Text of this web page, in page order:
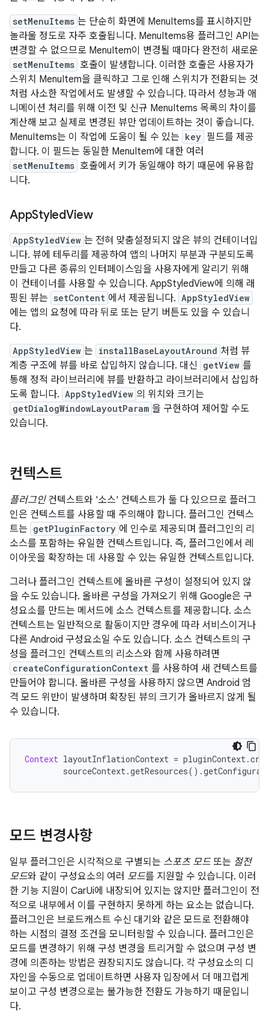
setMenuItems 는 단순히 화면에 MenuItems를 표시하지만
놀라울 정도로 자주 호출됩니다. MenuItems용 플러그인 API는
변경할 수 없으므로 MenuItem이 변경될 때마다 완전히 새로운
setMenuItems 호출이 발생합니다. 이러한 호출은 사용자가
스위치 MenuItem을 클릭하고 그로 인해 스위치가 전환되는 것
처럼 사소한 작업에서도 발생할 수 있습니다. 따라서 성능과 애
니메이션 처리를 위해 이전 및 신규 MenuItems 목록의 차이를
계산해 보고 실제로 변경된 뷰만 업데이트하는 것이 좋습니다.
MenuItems는 이 작업에 도움이 될 수 있는 key 필드를 제공
합니다. 이 필드는 동일한 MenuItem에 대한 여러
setMenuItems 호출에서 키가 동일해야 하기 때문에 유용합
니다.
AppStyledView
AppStyledView 는 전혀 맞춤설정되지 않은 뷰의 컨테이너입
니다. 뷰에 테두리를 제공하여 앱의 나머지 부분과 구분되도록
만들고 다른 종류의 인터페이스임을 사용자에게 알리기 위해
이 컨테이너를 사용할 수 있습니다. AppStyledView에 의해 래
핑된 뷰는 setContent 에서 제공됩니다. AppStyledView
에는 앱의 요청에 따라 뒤로 또는 닫기 버튼도 있을 수 있습니
다.
AppStyledView 는 installBaseLayoutAround 처럼 뷰
계층 구조에 뷰를 바로 삽입하지 않습니다. 대신
getView 를
통해 정적 라이브러리에 뷰를 반환하고 라이브러리에서 삽입하
도록 합니다. AppStyledView 의 위치와 크기는
getDialogWindowLayoutParam 을 구현하여 제어할 수도
있습니다.
컨텍스트
플러그인컨텍스트와 '소스' 컨텍스트가 둘 다 있으므로 플러그
인은 컨텍스트를 사용할 때 주의해야 합니다. 플러그인 컨텍스
트는 getPluginFactory 에 인수로 제공되며 플러그인의 리
소스를 포함하는 유일한 컨텍스트입니다. 즉, 플러그인에서 레
이아웃을 확장하는 데 사용할 수 있는 유일한 컨텍스트입니다.
그러나 플러그인 컨텍스트에 올바른 구성이 설정되어 있지 않
을 수도 있습니다. 올바른 구성을 가져오기 위해 Google은 구
성요소를 만드는 메서드에 소스 컨텍스트를 제공합니다. 소스
컨텍스트는 일반적으로 활동이지만 경우에 따라 서비스이거나
다른 Android 구성요소일 수도 있습니다. 소스 컨텍스트의 구
성을 플러그인 컨텍스트의 리소스와 함께 사용하려면
createConfigurationContext 를 사용하여 새 컨텍스트를
만들어야 합니다. 올바른 구성을 사용하지 않으면 Android 엄
격 모드 위반이 발생하며 확장된 뷰의 크기가 올바르지 않게 될
수 있습니다.
Context layoutInflationContext = pluginContext.
sourceContext.getResources().
모드 변경사항
일부 플러그인은 시각적으로 구별되는 스포츠 모드 또는 절전
모드와 같이 구성요소의 여러 모드를 지원할 수 있습니다. 이러
한 기능 지원이 CarUi에 내장되어 있지는 않지만 플러그인이 전
적으로 내부에서 이를 구현하지 못하게 하는 요소는 없습니다.
플러그인은 브로드캐스트 수신 대기와 같은 모드로 전환해야
하는 시점의 결정 조건을 모니터링할 수 있습니다. 플러그인은
모드를 변경하기 위해 구성 변경을 트리거할 수 없으며 구성 변
경에 의존하는 방법은 권장되지도 않습니다. 각 구성요소의 디
자인을 수동으로 업데이트하면 사용자 입장에서 더 매끄럽게
보이고 구성 변경으로는 불가능한 전환도 가능하기 때문입니
다.